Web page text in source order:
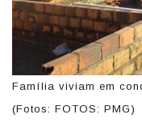
Família viviam em
(Fotos: FOTOS: PMG)